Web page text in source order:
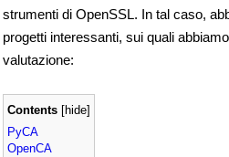
strumenti di OpenSSL. In tal caso,
progetti interessanti, sui quali
valutazione:
Contents [hide]
PyCA
OpenCA